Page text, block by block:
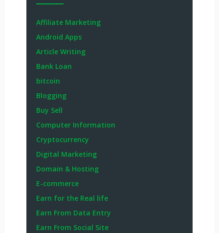
Affiliate Marketing
Android Apps
Article Writing
Bank Loan
bitcoin
Blogging
Buy Sell
Computer Information
Cryptocurrency
Digital Marketing
Domain & Hosting
E-commerce
Earn for the Real life
Earn From Data Entry
Earn From Social Site